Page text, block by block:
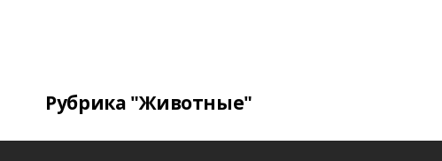
Рубрика "Животные"